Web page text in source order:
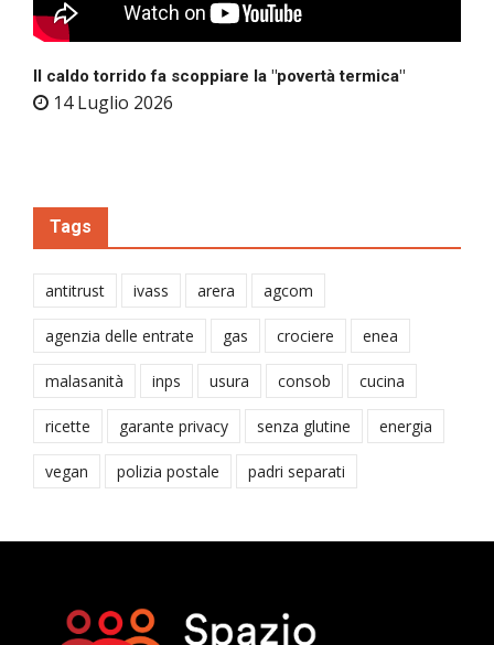
Il caldo torrido fa scoppiare la "povertà termica"
14 Luglio 2026
Tags
antitrust ivass arera agcom
agenzia delle entrate gas crociere enea
malasanità inps usura consob cucina
ricette garante privacy senza glutine energia
vegan polizia postale padri separati